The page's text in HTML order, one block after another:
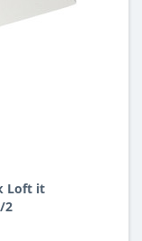
Loft it
2